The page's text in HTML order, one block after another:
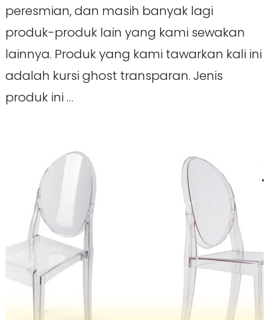
peresmian, dan masih banyak lagi
produk-produk lain yang kami sewakan
lainnya. Produk yang kami tawarkan kali ini
adalah kursi ghost transparan. Jenis
produk ini …